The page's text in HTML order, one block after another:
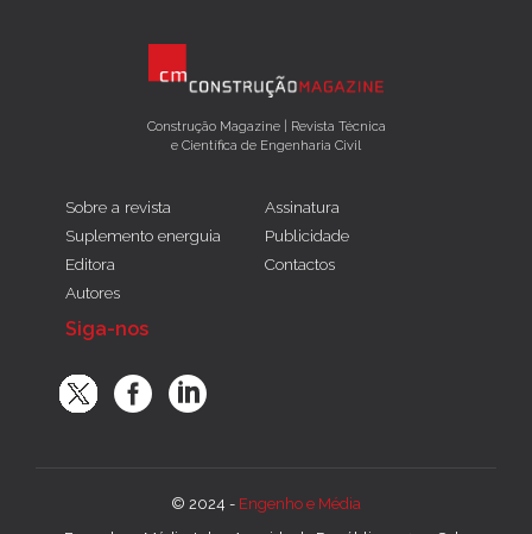
Construção Magazine | Revista Técnica
e Científica de Engenharia Civil
Sobre a revista
Suplemento energuia
Editora
Autores
Assinatura
Publicidade
Contactos
Siga-nos
© 2024 - Engenho e Média